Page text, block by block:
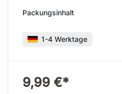
Packungsinhalt
1-4 Werktage
9,99 €*